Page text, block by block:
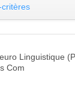
Linguistique
Com